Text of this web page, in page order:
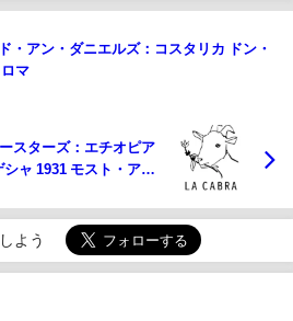
・アン・ダニエルズ：コスタリカ ドン・
マ
スターズ：エチオピア
ャ 1931 モスト・アネ
よう